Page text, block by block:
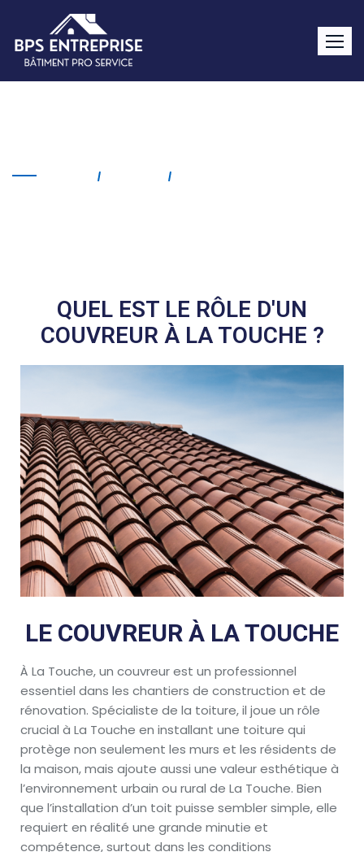
QUEL EST LE RÔLE D'UN
COUVREUR À LA TOUCHE ?
LE COUVREUR À LA TOUCHE
À La Touche, un couvreur est un professionnel
essentiel dans les chantiers de construction et de
rénovation. Spécialiste de la toiture, il joue un rôle
crucial à La Touche en installant une toiture qui
protège non seulement les murs et les résidents de
la maison, mais ajoute aussi une valeur esthétique à
l’environnement urbain ou rural de La Touche. Bien
que l’installation d’un toit puisse sembler simple, elle
requiert en réalité une grande minutie et
compétence, surtout dans les conditions